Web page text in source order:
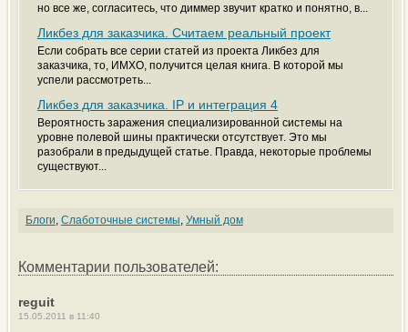
но все же, согласитесь, что диммер звучит кратко и понятно, в...
Ликбез для заказчика. Считаем реальный проект
Если собрать все серии статей из проекта Ликбез для
заказчика, то, ИМХО, получится целая книга. В которой мы
успели рассмотреть...
Ликбез для заказчика. IP и интеграция 4
Вероятность заражения специализированной системы на
уровне полевой шины практически отсутствует. Это мы
разобрали в предыдущей статье. Правда, некоторые проблемы
существуют...
Блоги, Слаботочные системы, Умный дом
Комментарии пользователей:
reguit
15.05.2011 в 11:40